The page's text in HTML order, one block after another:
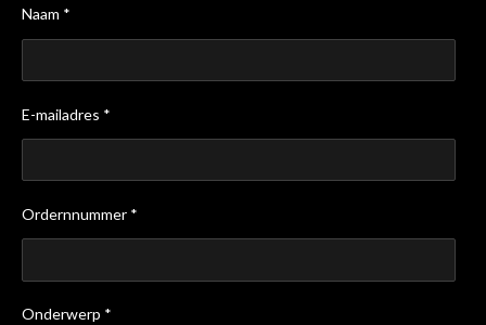
Naam *
E-mailadres *
Ordernnummer *
Onderwerp *